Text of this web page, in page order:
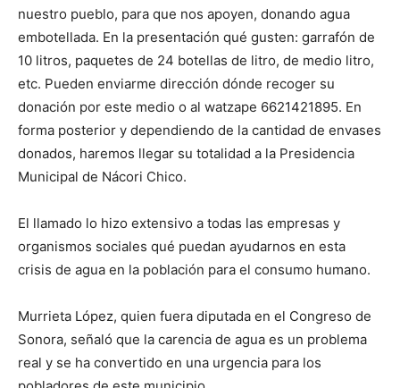
nuestro pueblo, para que nos apoyen, donando agua
embotellada. En la presentación qué gusten: garrafón de
10 litros, paquetes de 24 botellas de litro, de medio litro,
etc. Pueden enviarme dirección dónde recoger su
donación por este medio o al watzape 6621421895. En
forma posterior y dependiendo de la cantidad de envases
donados, haremos llegar su totalidad a la Presidencia
Municipal de Nácori Chico.
El llamado lo hizo extensivo a todas las empresas y
organismos sociales qué puedan ayudarnos en esta
crisis de agua en la población para el consumo humano.
Murrieta López, quien fuera diputada en el Congreso de
Sonora, señaló que la carencia de agua es un problema
real y se ha convertido en una urgencia para los